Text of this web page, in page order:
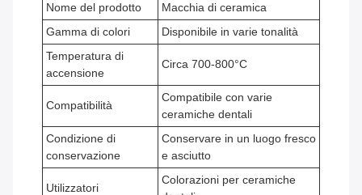
Nome del prodotto
Macchia di ceramica
Gamma di colori
Disponibile in varie tonalità
Temperatura di
accensione
Circa 700-800°C
Compatibilità
Compatibile con varie
ceramiche dentali
Condizione di
conservazione
Conservare in un luogo fresco
e asciutto
Utilizzatori
Colorazioni per ceramiche